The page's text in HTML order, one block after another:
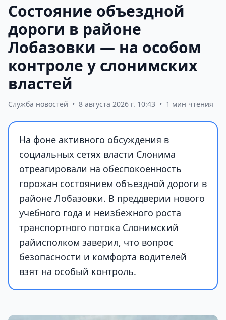
Состояние объездной
дороги в районе
Лобазовки — на особом
контроле у слонимских
властей
Служба новостей • 8 августа 2026 г. 10:43 • 1 мин чтения
На фоне активного обсуждения в
социальных сетях власти Слонима
отреагировали на обеспокоенность
горожан состоянием объездной дороги в
районе Лобазовки. В преддверии нового
учебного года и неизбежного роста
транспортного потока Слонимский
райисполком заверил, что вопрос
безопасности и комфорта водителей
взят на особый контроль.